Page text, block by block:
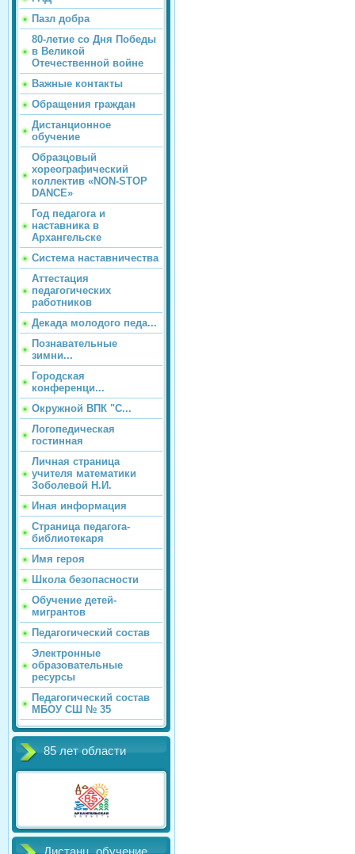
Пазл добра
80-летие со Дня Победы
в Великой
Отечественной войне
Важные контакты
Обращения граждан
Дистанционное
обучение
Образцовый
хореографический
коллектив «NON-STOP
DANCE»
Год педагога и
наставника в
Архангельске
Система наставничества
Аттестация
педагогических
работников
Декада молодого педа...
Познавательные
зимни...
Городская
конференци...
Окружной ВПК "С...
Логопедическая
гостинная
Личная страница
учителя математики
Зоболевой Н.И.
Иная информация
Страница педагога-
библиотекаря
Имя героя
Школа безопасности
Обучение детей-
мигрантов
Педагогический состав
Электронные
образовательные
ресурсы
Педагогический состав
МБОУ СШ № 35
85 лет области